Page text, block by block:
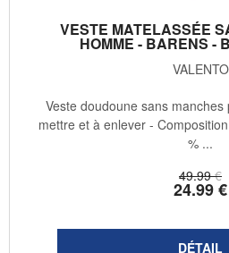
VESTE MATELASSÉE
HOMME - BARENS -
VALENTO
49.99 €
24.99€
Veste doudoune sans
mettre et à enlever -
% ...